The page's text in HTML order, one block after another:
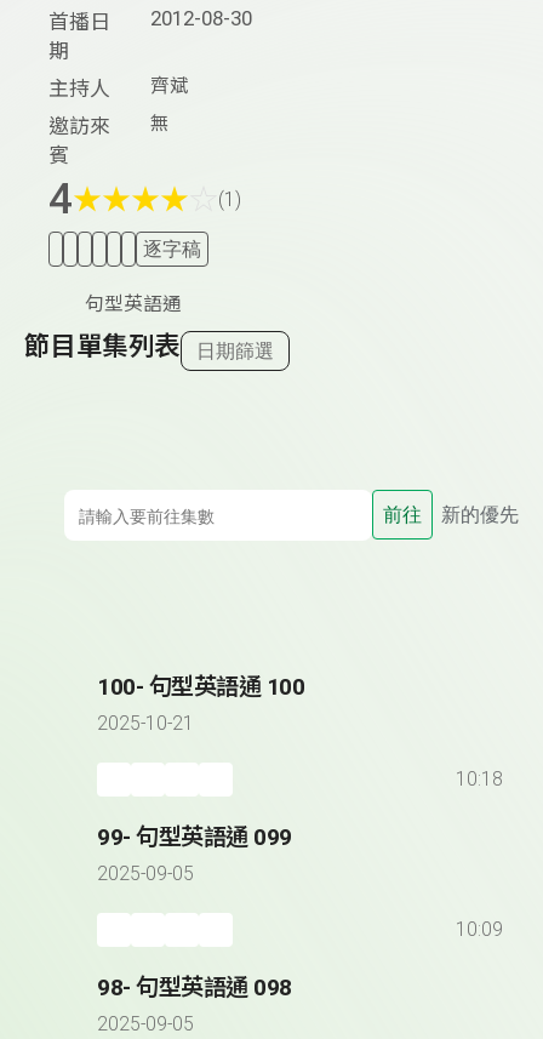
首播日
期
2012-08-30
主持人 齊斌
邀訪來
賓
無
4★★★★ (1)
逐字稿
句型英語通
節目單集列表 日期篩選
前往 新的優先
100- 句型英語通 100
2025-10-21
10:18
99- 句型英語通 099
2025-09-05
10:09
98- 句型英語通 098
2025-09-05